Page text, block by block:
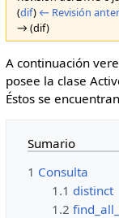
(dif) ← Revisión
→ (dif)
A continuación
posee la clase
Éstos se
Sumario
1 Consulta
1.1 distinct
1.2